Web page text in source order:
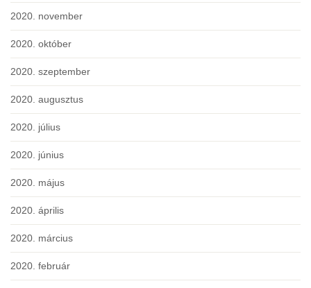
2020. november
2020. október
2020. szeptember
2020. augusztus
2020. július
2020. június
2020. május
2020. április
2020. március
2020. február